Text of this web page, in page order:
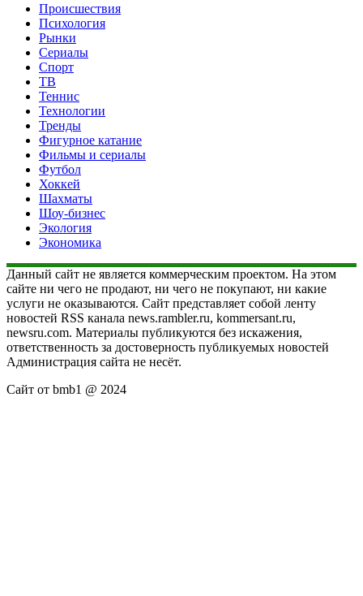
Происшествия
Психология
Рынки
Сериалы
Спорт
ТВ
Теннис
Технологии
Тренды
Фигурное катание
Фильмы и сериалы
Футбол
Хоккей
Шахматы
Шоу-бизнес
Экология
Экономика
Данный сайт не является коммерческим проектом. На этом
сайте ни чего не продают, ни чего не покупают, ни какие
услуги не оказываются. Сайт представляет собой ленту
новостей RSS канала news.rambler.ru, kommersant.ru,
newsru.com. Материалы публикуются без искажения,
ответственность за достоверность публикуемых новостей
Администрация сайта не несёт.
Сайт от bmb1 @ 2024